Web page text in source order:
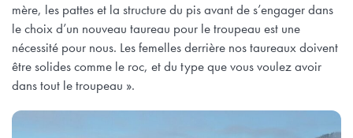
mère, les pattes et la structure du pis avant de s’engager dans
le choix d’un nouveau taureau pour le troupeau est une
nécessité pour nous. Les femelles derrière nos taureaux doivent
être solides comme le roc, et du type que vous voulez avoir
dans tout le troupeau ».